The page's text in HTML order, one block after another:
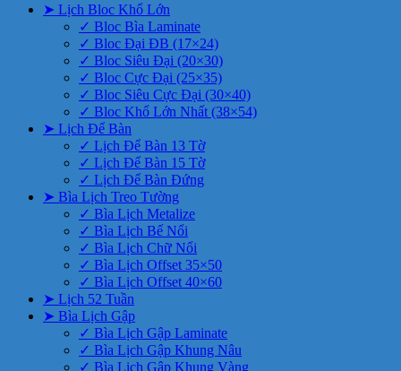
➤ Lịch Bloc Khổ Lớn
✓ Bloc Bìa Laminate
✓ Bloc Đại ĐB (17×24)
✓ Bloc Siêu Đại (20×30)
✓ Bloc Cực Đại (25×35)
✓ Bloc Siêu Cực Đại (30×40)
✓ Bloc Khổ Lớn Nhất (38×54)
➤ Lịch Để Bàn
✓ Lịch Để Bàn 13 Tờ
✓ Lịch Để Bàn 15 Tờ
✓ Lịch Để Bàn Đứng
➤ Bìa Lịch Treo Tường
✓ Bìa Lịch Metalize
✓ Bìa Lịch Bế Nổi
✓ Bìa Lịch Chữ Nổi
✓ Bìa Lịch Offset 35×50
✓ Bìa Lịch Offset 40×60
➤ Lịch 52 Tuần
➤ Bìa Lịch Gập
✓ Bìa Lịch Gập Laminate
✓ Bìa Lịch Gập Khung Nâu
✓ Bìa Lịch Gập Khung Vàng